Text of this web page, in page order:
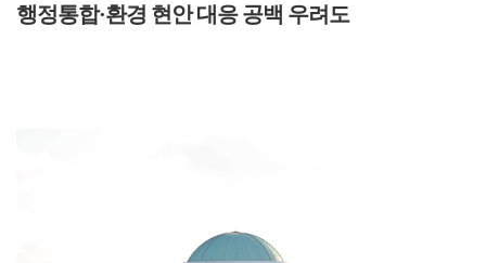
행정통합·환경 현안 대응 공백 우려도